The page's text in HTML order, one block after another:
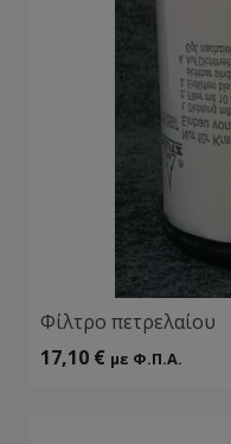
Φίλτρο πετρελαίου
17,10 € με Φ.Π.Α.